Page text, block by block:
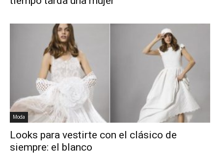
Moda
Looks para vestirte con el clásico de
siempre: el blanco